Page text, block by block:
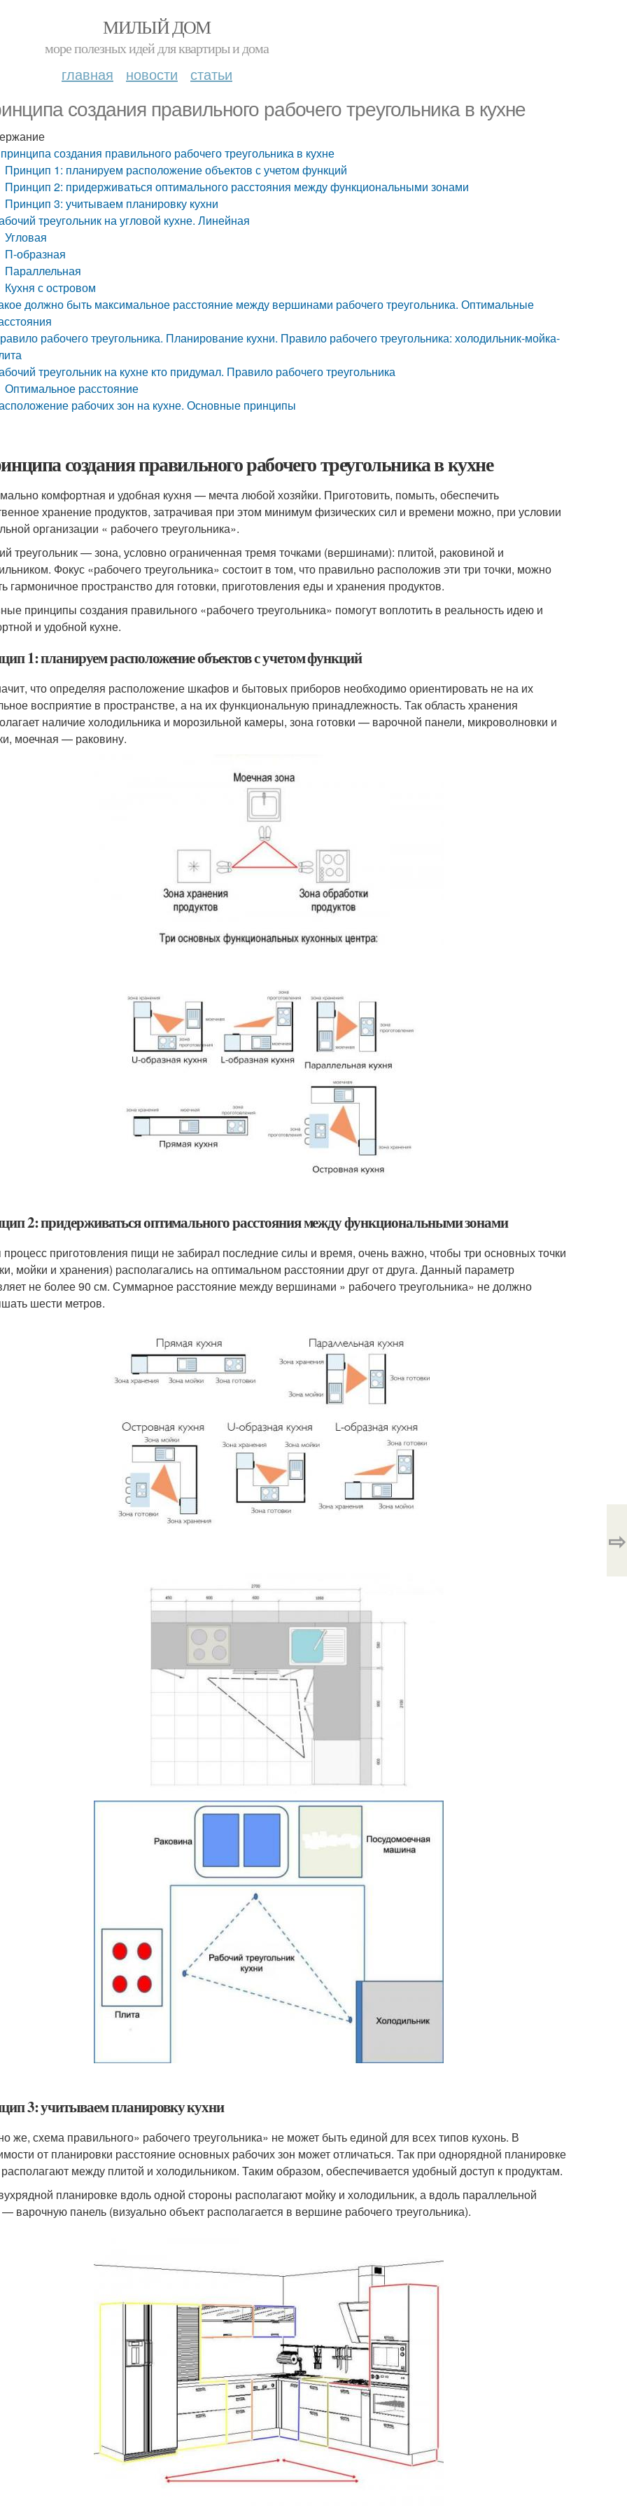
МИЛЫЙ ДОМ
море полезных идей для квартиры и дома
главная новости статьи
создания правильного рабочего треугольника в кухне
создания правильного рабочего треугольника в кухне
Принцип 1: планируем расположение объектов с учетом функций
Принцип 2: придерживаться оптимального расстояния между функциональными зонами
Принцип 3: учитываем планировку кухни
треугольник на угловой кухне. Линейная
Угловая
П-образная
Параллельная
Кухня с островом
должно быть максимальное расстояние между вершинами рабочего треугольника. Оптимальные
рабочего треугольника. Планирование кухни. Правило рабочего треугольника: холодильник-мойка-
треугольник на кухне кто придумал. Правило рабочего треугольника
Оптимальное расстояние
рабочих зон на кухне. Основные принципы
создания правильного рабочего треугольника в кухне
комфортная и удобная кухня — мечта любой хозяйки. Приготовить, помыть, обеспечить
хранение продуктов, затрачивая при этом минимум физических сил и времени можно, при условии
организации « рабочего треугольника».
треугольник — зона, условно ограниченная тремя точками (вершинами): плитой, раковиной и
Фокус «рабочего треугольника» состоит в том, что правильно расположив эти три точки, можно
гармоничное пространство для готовки, приготовления еды и хранения продуктов.
принципы создания правильного «рабочего треугольника» помогут воплотить в реальность идею и
и удобной кухне.
1: планируем расположение объектов с учетом функций
что определяя расположение шкафов и бытовых приборов необходимо ориентировать не на их
восприятие в пространстве, а на их функциональную принадлежность. Так область хранения
наличие холодильника и морозильной камеры, зона готовки — варочной панели, микроволновки и
моечная — раковину.
2: придерживаться оптимального расстояния между функциональными зонами
приготовления пищи не забирал последние силы и время, очень важно, чтобы три основных точки
мойки и хранения) располагались на оптимальном расстоянии друг от друга. Данный параметр
не более 90 см. Суммарное расстояние между вершинами » рабочего треугольника» не должно
шести метров.
3: учитываем планировку кухни
же, схема правильного» рабочего треугольника» не может быть единой для всех типов кухонь. В
от планировки расстояние основных рабочих зон может отличаться. Так при однорядной планировке
между плитой и холодильником. Таким образом, обеспечивается удобный доступ к продуктам.
планировке вдоль одной стороны располагают мойку и холодильник, а вдоль параллельной
варочную панель (визуально объект располагается в вершине рабочего треугольника).
⇨